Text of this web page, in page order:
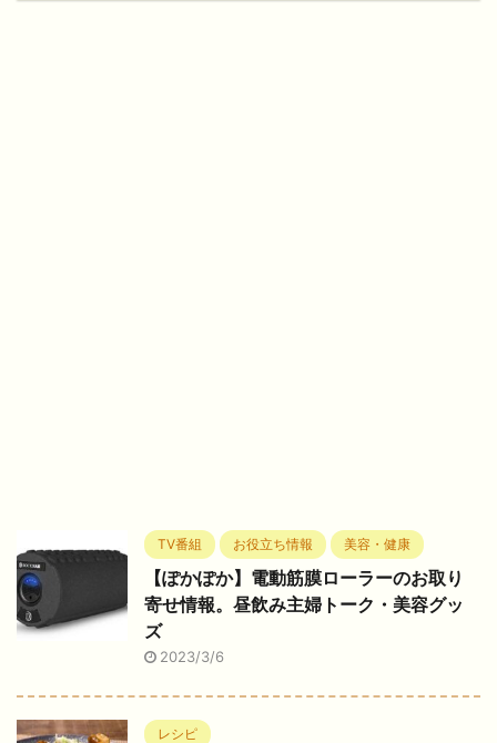
TV番組 お役立ち情報 美容・健康
【ぽかぽか】電動筋膜ローラーのお取り
寄せ情報。昼飲み主婦トーク・美容グッ
ズ
2023/3/6
レシピ